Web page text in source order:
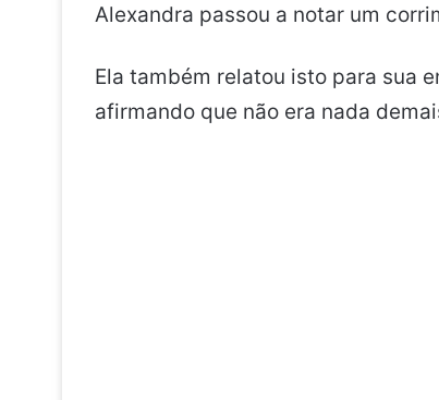
Alexandra passou a notar um
Ela também relatou isto para sua
afirmando que não era nada